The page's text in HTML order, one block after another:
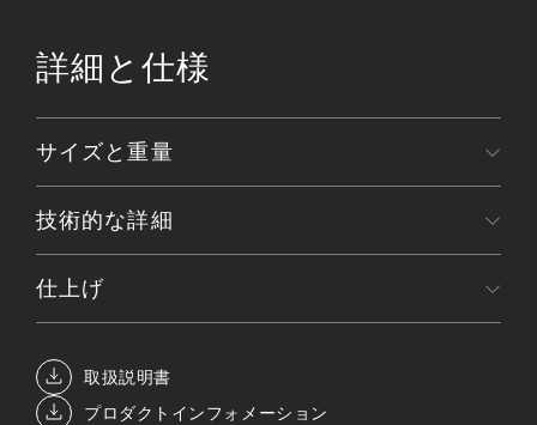
詳細と仕様
取扱説明書
プロダクトインフォメーション
サイズと重量
技術的な詳細
仕上げ